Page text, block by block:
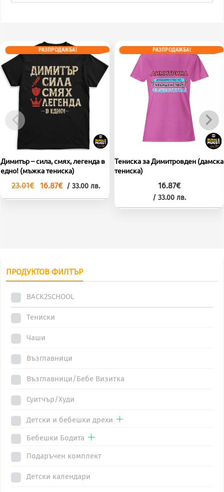
РАЗПРОДАЖБА!
Димитър – сила, смях, легенда в
едно! (мъжка тениска)
23.01€ 16.87€ / 33.00 лв.
РАЗПРОДАЖБА!
Тениска за Димитровден (дамска
тениска)
16.87€
/ 33.00 лв.
ПРОДУКТОВ ФИЛТЪР
BACK2SCHOOL
Тениски
Чаши
Възглавници
Възглавници/Бебе Визитка
Суитчър/Худи
Детски и бебешки дрехи
Бебешки Бодита
Подаръчен комплект
Детски календари